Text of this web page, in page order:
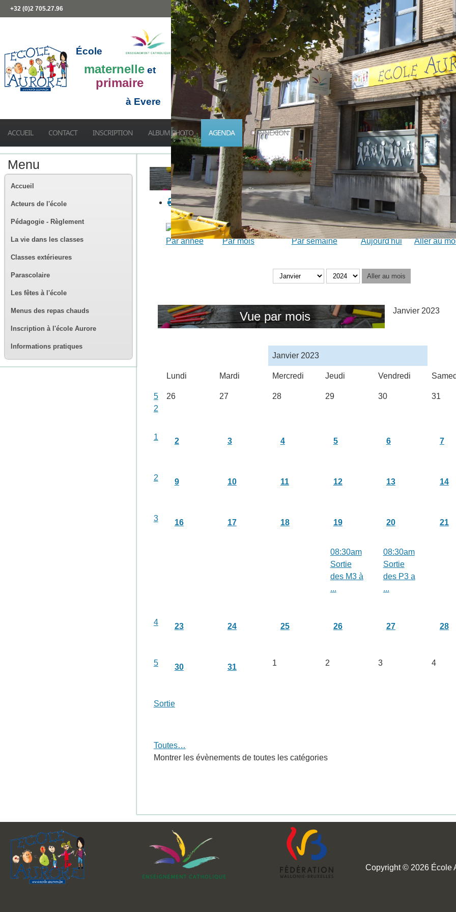
+32 (0)2 705.27.96
École
maternelle et
primaire
à Evere
ACCUEIL CONTACT INSCRIPTION ALBUM PHOTO AGENDA CONNEXION
Menu
Accueil
Acteurs de l'école
Pédagogie - Règlement
La vie dans les classes
Classes extérieures
Parascolaire
Les fêtes à l'école
Menus des repas chauds
Inscription à l'école Aurore
Informations pratiques
Calendrier
Par année Par mois Par semaine Aujourd'hui Aller au
Aller au mois
Vue par mois Janvier 2023
Janvier 2023
Lundi Mardi Mercredi Jeudi Vendredi
5
2
26 27 28 29 30 31
1 2 3 4 5 6 7
2 9 10 11 12 13 14
3 16 17 18 19
08:30am
Sortie
des M3 à
...
20
08:30am
Sortie
des P3 a
...
21
4 23 24 25 26 27 28
5 30 31 1 2 3 4
Sortie
Toutes…
Montrer les évènements de toutes les catégories
Copyright © 2026 École